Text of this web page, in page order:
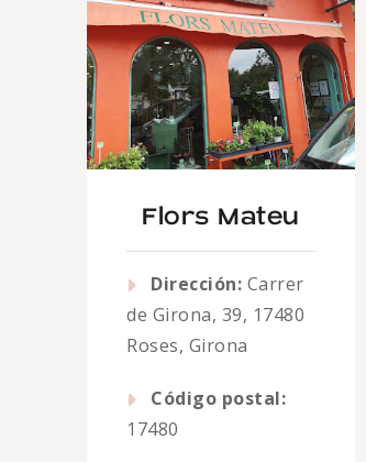
Flors Mateu
Dirección: Carrer
de Girona, 39, 17480
Roses, Girona
Código postal:
17480